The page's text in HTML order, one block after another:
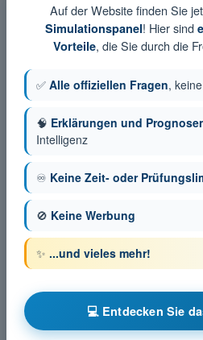
Auf der Website finden Sie
Simulationspanel! Hier sind
Vorteile, die Sie durch die
✅ Alle offiziellen Fragen,
🧠 Erklärungen und
Intelligenz
♾️ Keine Zeit- oder
🚫 Keine Werbung
✨ ...und vieles mehr!
💻 Entdecken Sie